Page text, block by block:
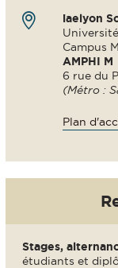
iaelyon
Campus
AMPHI M
6 rue du
(Métro :
Plan
Stages,
étudiants et